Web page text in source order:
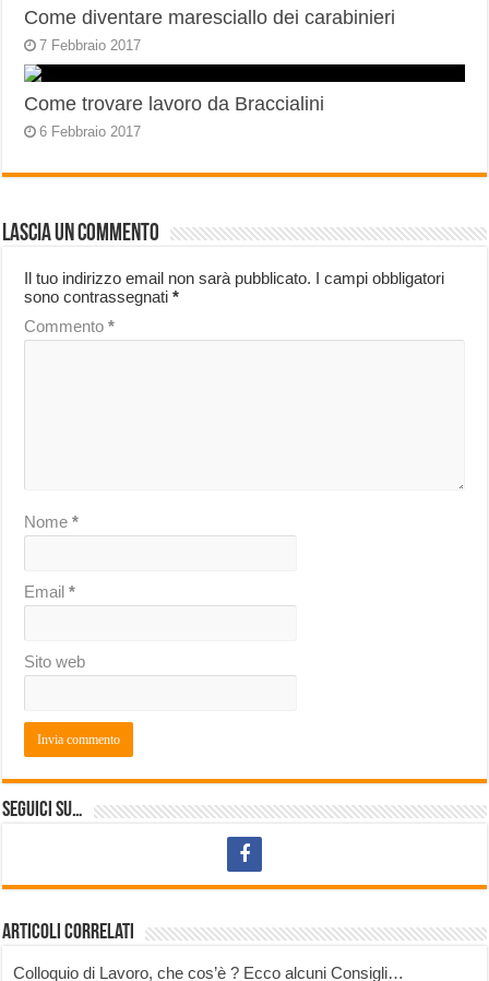
Come diventare maresciallo dei carabinieri
7 Febbraio 2017
Come trovare lavoro da Braccialini
6 Febbraio 2017
Lascia un commento
Il tuo indirizzo email non sarà pubblicato. I campi obbligatori
sono contrassegnati*
Commento*
Nome*
Email*
Sito web
Seguici su…
Articoli correlati
Colloquio di Lavoro, che cos’è ? Ecco alcuni Consigli…